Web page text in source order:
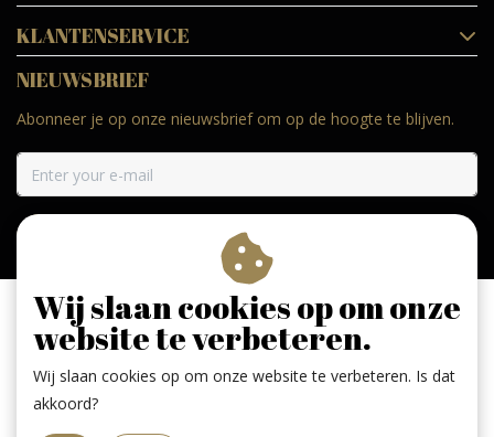
KLANTENSERVICE
NIEUWSBRIEF
Abonneer je op onze nieuwsbrief om op de hoogte te blijven.
Geniet, maar drink met mate. Geen 18 geen alcohol
Wij slaan cookies op om onze
website te verbeteren.
Wij slaan cookies op om onze website te verbeteren. Is dat
akkoord?